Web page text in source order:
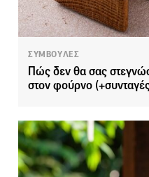
ΣΥΜΒΟΥΛΕΣ
Πώς δεν θα σας
στον φούρνο